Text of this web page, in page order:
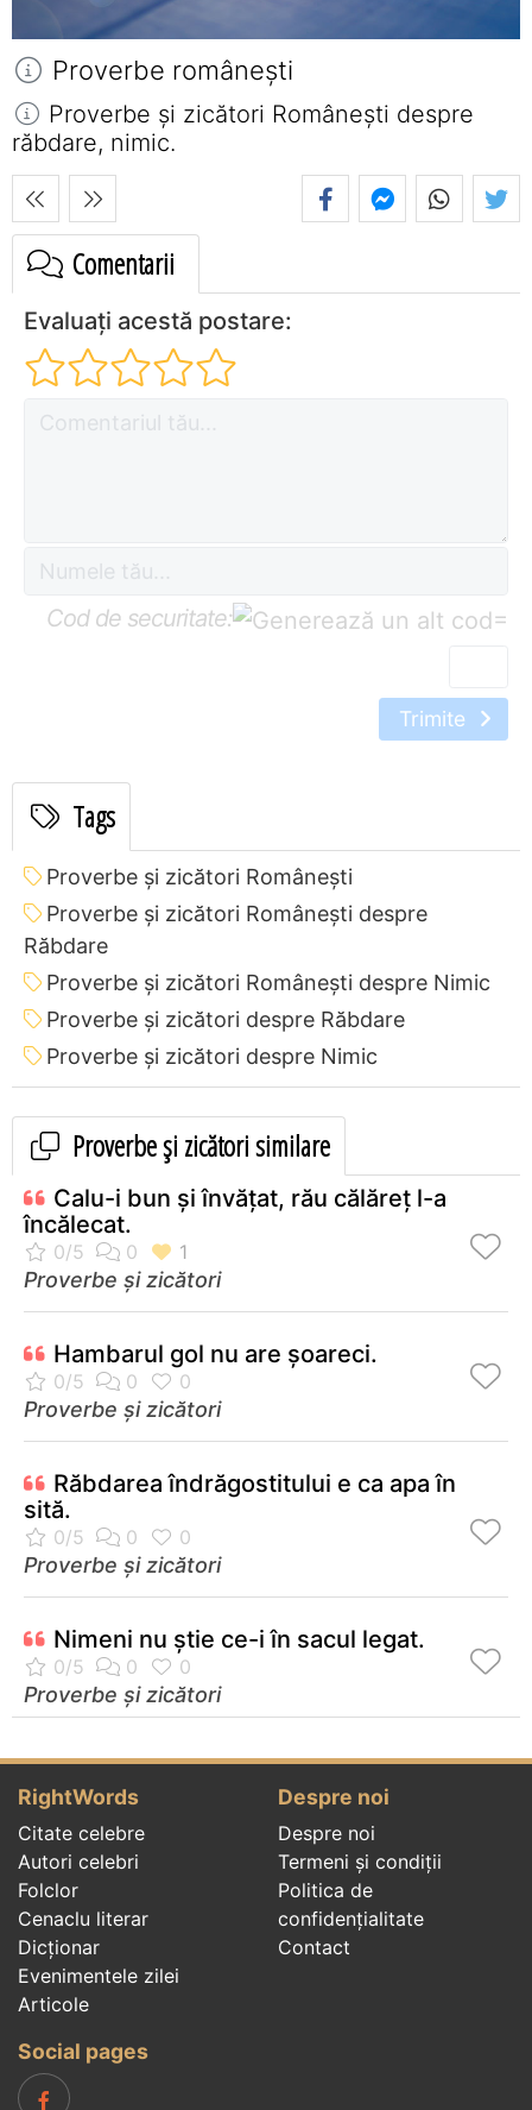
Proverbe româneşti
Proverbe și zicători Româneşti despre
răbdare, nimic.
Comentarii
Evaluați acestă postare:
Cod de securitate: =
Trimite
Tags
Proverbe și zicători Româneşti
Proverbe și zicători Româneşti despre
Răbdare
Proverbe și zicători Româneşti despre Nimic
Proverbe și zicători despre Răbdare
Proverbe și zicători despre Nimic
Proverbe și zicători similare
Calu-i bun şi învăţat, rău călăreţ l-a
încălecat.
Proverbe și zicători
Hambarul gol nu are şoareci.
Proverbe și zicători
Răbdarea îndrăgostitului e ca apa în
sită.
Proverbe și zicători
Nimeni nu ştie ce-i în sacul legat.
Proverbe și zicători
RightWords
Citate celebre
Autori celebri
Folclor
Cenaclu literar
Dicționar
Evenimentele zilei
Articole
Despre noi
Despre noi
Termeni și condiții
Politica de
confidenţialitate
Contact
Social pages